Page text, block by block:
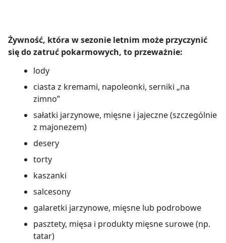
Żywność, która w sezonie letnim może przyczynić
się do zatruć pokarmowych, to przeważnie:
lody
ciasta z kremami, napoleonki, serniki „na
zimno”
sałatki jarzynowe, mięsne i jajeczne (szczególnie
z majonezem)
desery
torty
kaszanki
salcesony
galaretki jarzynowe, mięsne lub podrobowe
pasztety, mięsa i produkty mięsne surowe (np.
tatar)